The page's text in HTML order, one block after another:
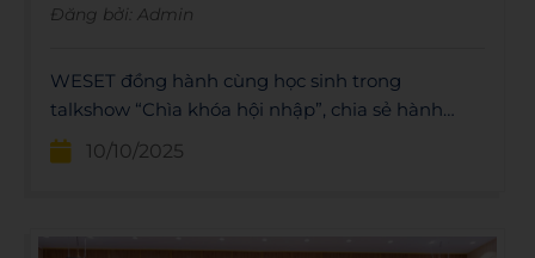
Đăng bởi: Admin
WESET đồng hành cùng học sinh trong
talkshow “Chìa khóa hội nhập”, chia sẻ hành
trình học tiếng Anh và mở rộng cơ hội hội nhập
quốc tế.
10/10/2025